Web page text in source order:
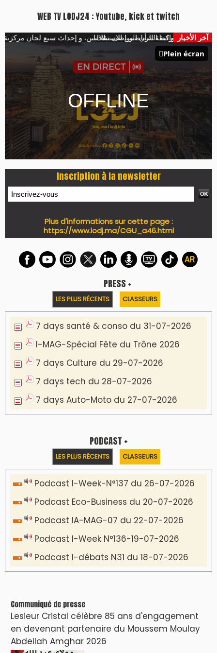
https://www.lodj.ma/CGU_a46.html
PRESS +
LES PLUS RÉCENTS CLASSEURS
7 days santé & conso du 31-07-2026
I-MAG-Spécial Fête du Trône 2026
7 days Culture du 29-07-2026
7 days Auto-Moto du 27-07-2026
PODCAST +
LES PLUS RÉCENTS CLASSEURS
Podcast I-Week-N°137 du 26-07-2026
Podcast Eco-Business du 20-07-2026
Podcast IA-MAG-07 du 22-07-2026
Podcast I-Week N°136-19-07-2026
Podcast I-débats N31 du 18-07-2026
Communiqué de presse
Lesieur Cristal célèbre 85 ans d'engagement
en devenant partenaire du Moussem Moulay
VIDÉOS & CLIP +
LES PLUS RÉCENTS CLASSEURS
Clip : 🎵Allez, allez ! Ramenez-nous cette
🎵Bulldozer Blues
Clip : 🎵 LE BLUES DE L'IA
🎵 Ormuzera bien, qui ormuzera le
dernier